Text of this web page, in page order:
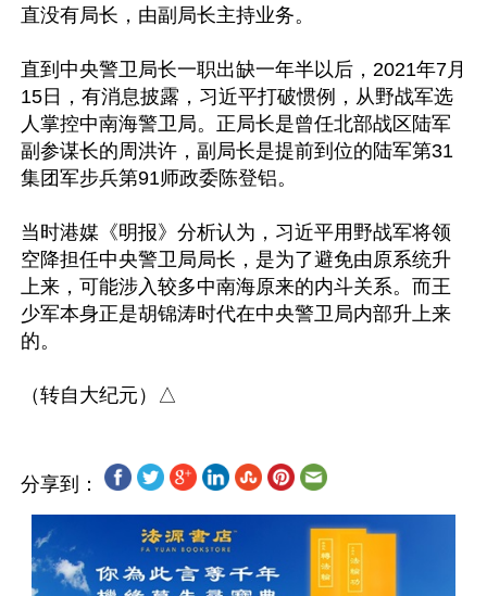
直没有局长，由副局长主持业务。
直到中央警卫局长一职出缺一年半以后，2021年7月
15日，有消息披露，习近平打破惯例，从野战军选
人掌控中南海警卫局。正局长是曾任北部战区陆军
副参谋长的周洪许，副局长是提前到位的陆军第31
集团军步兵第91师政委陈登铝。
当时港媒《明报》分析认为，习近平用野战军将领
空降担任中央警卫局局长，是为了避免由原系统升
上来，可能涉入较多中南海原来的内斗关系。而王
少军本身正是胡锦涛时代在中央警卫局内部升上来
的。
分享到：